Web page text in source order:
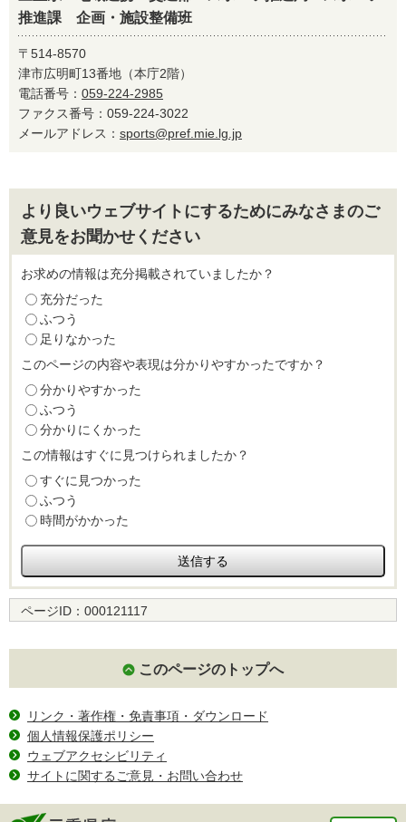
推進課 企画・施設整備班
〒514-8570
津市広明町13番地（本庁2階）
電話番号： 059-224-2985
ファクス番号：059-224-3022
メールアドレス： sports@pref.mie.lg.jp
より良いウェブサイトにするためにみなさまのご
意見をお聞かせください
お求めの情報は充分掲載されていましたか？
充分だった
ふつう
足りなかった
このページの内容や表現は分かりやすかったですか？
分かりやすかった
ふつう
分かりにくかった
この情報はすぐに見つけられましたか？
すぐに見つかった
ふつう
時間がかかった
ページID： 000121117
このページのトップへ
リンク・著作権・免責事項・ダウンロード
個人情報保護ポリシー
ウェブアクセシビリティ
サイトに関するご意見・お問い合わせ